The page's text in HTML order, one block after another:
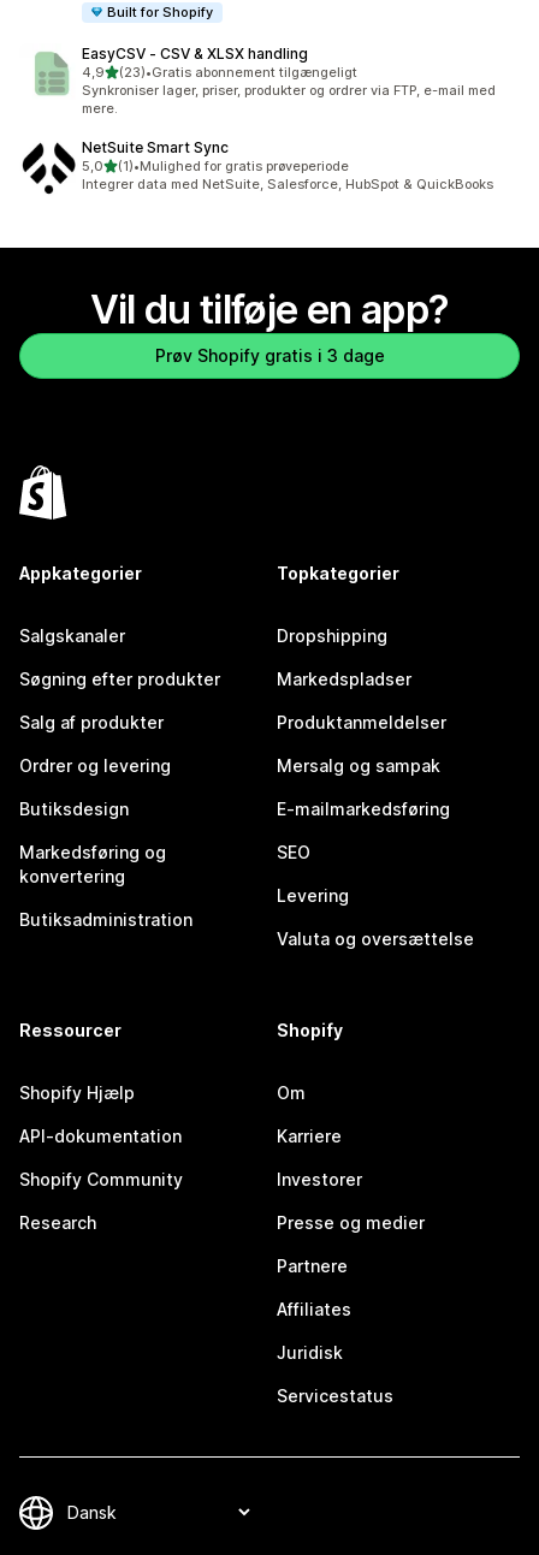
Built for Shopify
EasyCSV ‑ CSV & XLSX handling
4,9ud af 5 stjerner
(23)
23 anmeldelser i alt
•Gratis abonnement tilgængeligt
Synkroniser lager, priser, produkter og ordrer via FTP, e-mail med
mere.
NetSuite Smart Sync
5,0ud af 5 stjerner
(1)
1 anmeldelser i alt
•Mulighed for gratis prøveperiode
Integrer data med NetSuite, Salesforce, HubSpot & QuickBooks
Vil du tilføje en app?
Prøv Shopify gratis i 3 dage
Appkategorier
Salgskanaler
Søgning efter produkter
Salg af produkter
Ordrer og levering
Butiksdesign
Markedsføring og
konvertering
Butiksadministration
Topkategorier
Dropshipping
Markedspladser
Produktanmeldelser
Mersalg og sampak
E-mailmarkedsføring
SEO
Levering
Valuta og oversættelse
Ressourcer
Shopify Hjælp
API-dokumentation
Shopify Community
Research
Shopify
Om
Karriere
Investorer
Presse og medier
Partnere
Affiliates
Juridisk
Servicestatus